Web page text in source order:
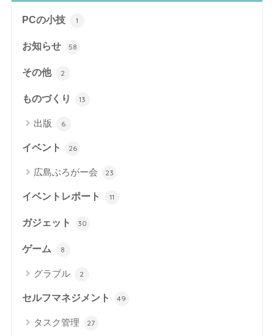
PCの小技 1
お知らせ 58
その他 2
ものづくり 13
出版 6
イベント 26
広島ぶろがー会 23
イベントレポート 11
ガジェット 30
ゲーム 8
グラブル 2
セルフマネジメント 49
タスク管理 27